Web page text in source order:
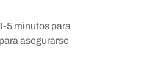
5 minutos para
asegurarse